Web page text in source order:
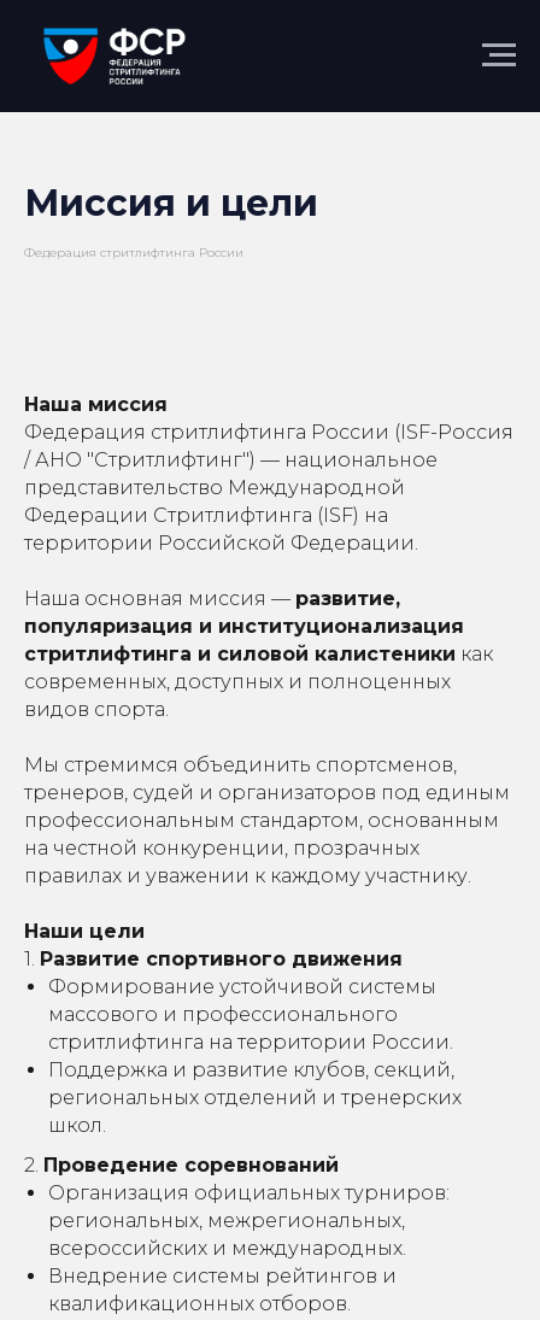
Миссия и цели
Федерация стритлифтинга России
Наша миссия
Федерация стритлифтинга России (ISF-Россия
/ АНО "Стритлифтинг") — национальное
представительство Международной
Федерации Стритлифтинга (ISF) на
территории Российской Федерации.
Наша основная миссия — развитие,
популяризация и институционализация
стритлифтинга и силовой калистеники как
современных, доступных и полноценных
видов спорта.
Мы стремимся объединить спортсменов,
тренеров, судей и организаторов под единым
профессиональным стандартом, основанным
на честной конкуренции, прозрачных
правилах и уважении к каждому участнику.
Наши цели
1. Развитие спортивного движения
Формирование устойчивой системы
массового и профессионального
стритлифтинга на территории России.
Поддержка и развитие клубов, секций,
региональных отделений и тренерских
школ.
2. Проведение соревнований
Организация официальных турниров:
региональных, межрегиональных,
всероссийских и международных.
Внедрение системы рейтингов и
квалификационных отборов.